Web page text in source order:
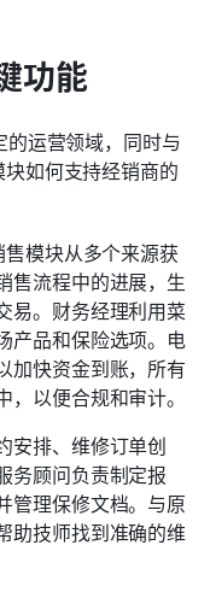
功能
运营领域，同时与
如何支持经销商的
售模块从多个来源获
售流程中的进展，生
易。财务经理利用菜
产品和保险选项。电
加快资金到账，所有
以便合规和审计。
安排、维修订单创
务顾问负责制定报
管理保修文档。与原
助技师找到准确的维